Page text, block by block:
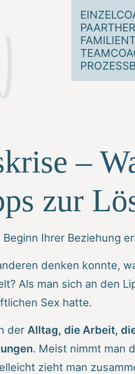
–
zur
Ihrer Beziehung
denken konnte,
Als man sich an den
Sex hatte.
der Alltag, die Arbeit,
. Meist nimmt man
zieht man